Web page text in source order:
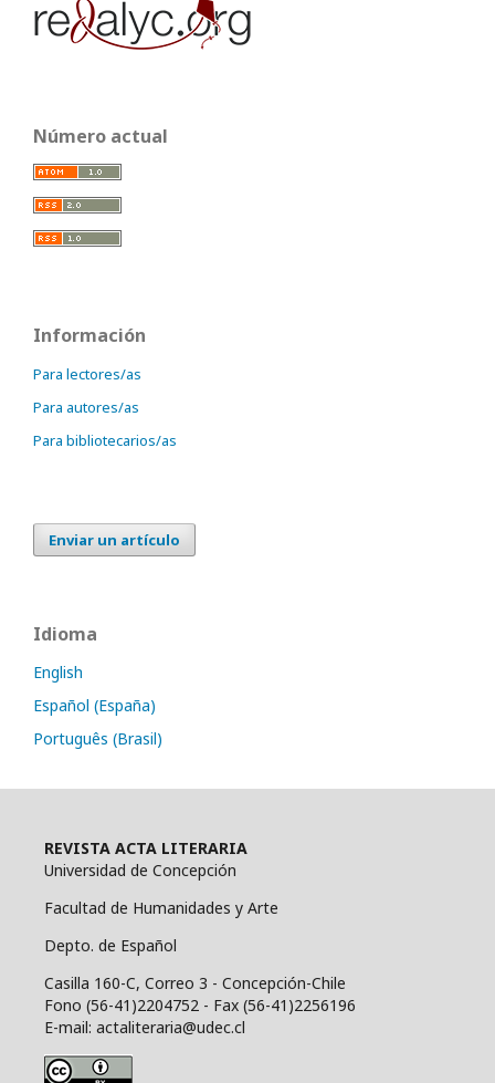
Número actual
Información
Para lectores/as
Para autores/as
Para bibliotecarios/as
Enviar un artículo
Idioma
English
Español (España)
Português (Brasil)
REVISTA ACTA LITERARIA
Universidad de Concepción
Facultad de Humanidades y Arte
Depto. de Español
Casilla 160-C, Correo 3 - Concepción-Chile
Fono (56-41)2204752 - Fax (56-41)2256196
E-mail: actaliteraria@udec.cl